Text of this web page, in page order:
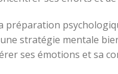
préparation
stratégie mentale
ses émotions et sa